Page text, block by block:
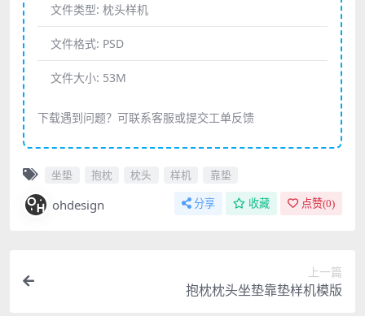
文件类型: 枕头样机
文件格式: PSD
文件大小: 53M
下载遇到问题？可联系客服或提交工单反馈
坐垫 抱枕 枕头 样机 靠垫
ohdesign 分享 收藏 点赞(0)
上一篇
抱枕枕头坐垫靠垫样机模版